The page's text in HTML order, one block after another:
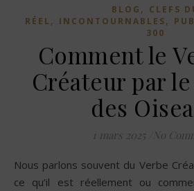
BLOG , CLEFS
RÉEL, INCONTOURNABLES,
300
Comment le
Créateur par
des
1 mars 2025 No
Nous parlons souvent du Verbe Créateur sans trop savoir
ce qu’il est réellement ou